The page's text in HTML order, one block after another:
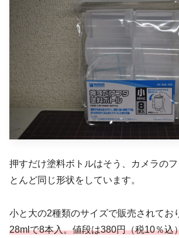
押すだけ塗料ボトルはそう、カメラの
とんど同じ形状をしています。
小と大の2種類のサイズで販売されてお
28mlで8本入。値段は380円（税10％込